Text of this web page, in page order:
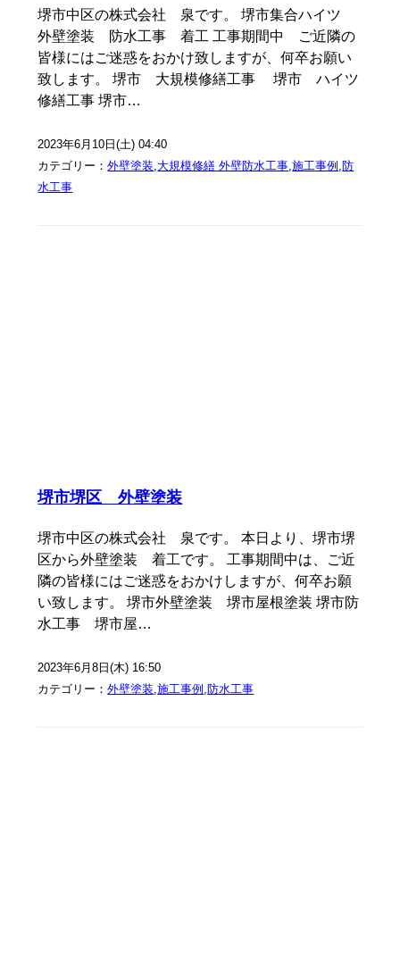
堺市中区の株式会社 泉です。 堺市集合ハイツ
外壁塗装 防水工事 着工 工事期間中 ご近隣の
皆様にはご迷惑をおかけ致しますが、何卒お願い
致します。 堺市 大規模修繕工事 堺市 ハイツ
修繕工事 堺市…
2023年6月10日(土) 04:40
カテゴリー：外壁塗装,大規模修繕 外壁防水工事,施工事例 ,防
水工事
堺市堺区 外壁塗装
堺市中区の株式会社 泉です。 本日より、堺市堺
区から外壁塗装 着工です。 工事期間中は、ご近
隣の皆様にはご迷惑をおかけしますが、何卒お願
い致します。 堺市外壁塗装 堺市屋根塗装 堺市防
水工事 堺市屋…
2023年6月8日(木) 16:50
カテゴリー：外壁塗装,施工事例 ,防水工事